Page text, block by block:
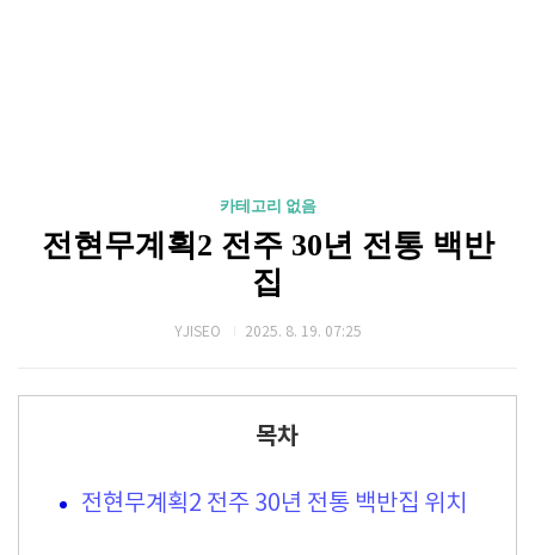
카테고리 없음
전현무계획2 전주 30년 전통 백반
집
YJISEO 2025. 8. 19. 07:25
목차
전현무계획2 전주 30년 전통 백반집 위치